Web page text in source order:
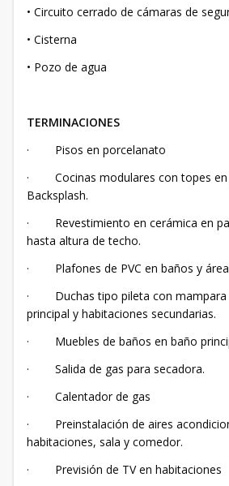
• Circuito cerrado de cámaras de
• Cisterna
• Pozo de agua
TERMINACIONES
· Pisos en porcelanato
· Cocinas modulares con topes en
Backsplash.
· Revestimiento en cerámica en
hasta altura de techo.
· Plafones de PVC en baños y área
· Duchas tipo pileta con mampara
principal y habitaciones secundarias.
· Muebles de baños en baño
· Salida de gas para secadora.
· Calentador de gas
· Preinstalación de aires
habitaciones, sala y comedor.
· Previsión de TV en habitaciones